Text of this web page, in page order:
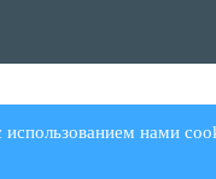
нами